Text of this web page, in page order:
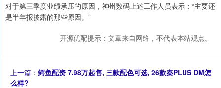
对于第三季度业绩承压的原因，神州数码上述工作人员表示：“主要还
是半年报披露的那些原因。”
开源优配提示：文章来自网络，不代表本站观点。
上一篇： 鳄鱼配资 7.98万起售, 三款配色可选, 26款秦PLUS DM怎
么样?